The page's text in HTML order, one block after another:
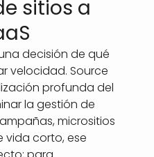
sitios a
decisión de qué
velocidad. Source
profunda del
la gestión de
micrositios
vida corto, ese